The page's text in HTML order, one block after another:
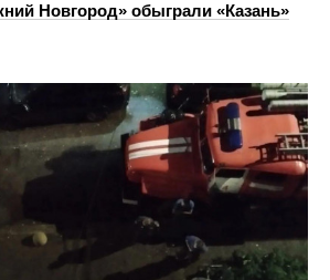
Новгород» обыграли «Казань»